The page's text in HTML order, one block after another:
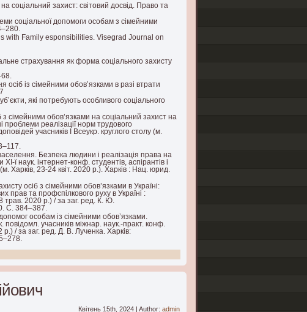
соціальний захист: світовий досвід. Право та
соціальної допомоги особам з сімейними
with Family esponsibilities. Visegrad Journal on
страхування як форма соціального захисту
із сімейними обов’язками в разі втрати
які потребують особливого соціального
сімейними обов’язками на соціальний захист на
проблеми реалізації норм трудового
учасників І Всеукр. круглого столу (м.
Безпека людини і реалізація права на
ї наук. інтернет-конф. студентів, аспірантів і
Харків, 23-24 квіт. 2020 р.). Харків : Нац. юрид.
осіб з сімейними обов’язками в Україні:
прав та профспілкового руху в Україні :
трав. 2020 р.) / за заг. ред. К. Ю.
С. 384–387.
особам із сімейними обов’язками.
учасників міжнар. наук.-практ. конф.
/ за заг. ред. Д. В. Лученка. Харків:
Квітень 15th, 2024 | Author: admin